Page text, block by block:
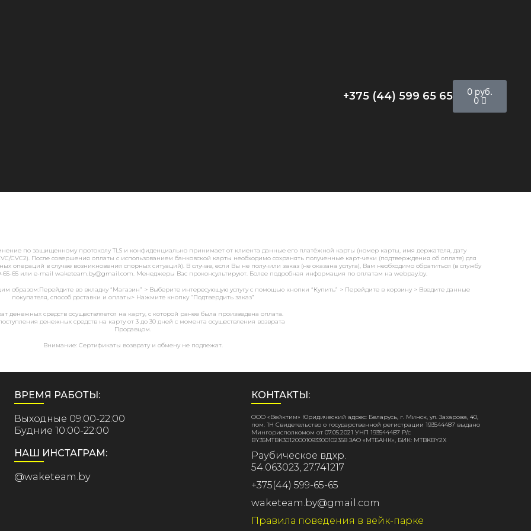
+375 (44) 599 65 65 0 руб.
0
по защищенному протоколу TLS и конфиденциально принимает от клиента данные его платёжной карты (номер карты, имя держателя, дату
CVC2). После совершения оплаты с использованием банковской карты необходимо сохранять полученные карт-чеки (подтверждения об оплате) для
операций в случае возникновения спорных ситуаций). В случае, если Вы не получили заказ (не оказана услуга), Вам необходимо обратиться (в службу
65-65 или e-mail waketeam.by@gmail.com. Менеджеры Вас проконсультируют. Более подробная информация по оплатам на webpay.by.
образом:Перейдите во вкладку “Магазин” > Выберите интересующую услугу с помощью кнопки “Купить” > Перейдите в корзину > Введите данные
покупателя, способ доставки и оплаты> Нажмите кнопку “Подтвердить заказ”
денежных средств осуществляется на карту, с которой ранее была произведена оплата.
денежных средств на карту от 3 до 30 дней с момента осуществления возврата
Продавцом.
Внимание: Сертификаты возврату и обмену не подлежат.
ВРЕМЯ РАБОТЫ:
Выходные 09:00-22:00
Будние 10:00-22:00
НАШ ИНСТАГРАМ:
@waketeam.by
КОНТАКТЫ:
ООО «Вейктим» Юридический адрес: Беларусь, г. Минск, ул. Захарова, 40,
пом. 1Н Свидетельство о государственной регистрации 193544487 выдано
Мингорисполкомом от 07.05.2021 УНП 193544487 Р/с
BY35MTBK30120001093300102358 ЗАО «МТБАНК», БИК: MTBKBY2X
Раубическое вдхр.
54.063023, 27.741217
+375(44) 599-65-65
waketeam.by@gmail.com
Правила поведения в вейк-парке